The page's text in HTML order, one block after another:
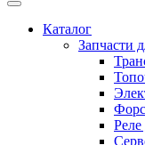
Каталог
Запчасти
Реле